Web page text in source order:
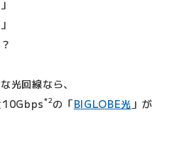
光回線なら、
10Gbps*2の「BIGLOBE光 」が